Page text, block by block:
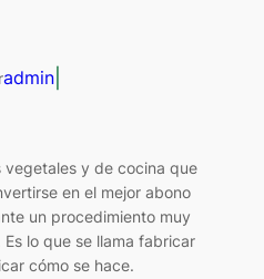
admin|
vegetales y de cocina que
en el mejor abono
un procedimiento muy
lo que se llama fabricar
cómo se hace.